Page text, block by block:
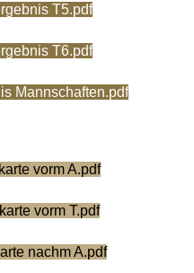
T5.pdf
T6.pdf
Mannschaften.pdf
vorm A.pdf
vorm T.pdf
nachm A.pdf